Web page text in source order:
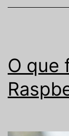
O que